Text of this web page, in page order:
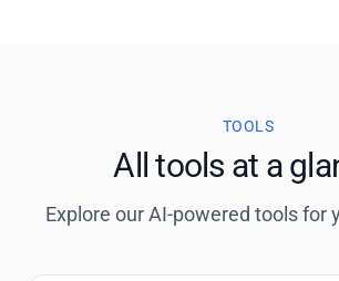
TOOLS
All tools at a
Explore our AI-powered tools for